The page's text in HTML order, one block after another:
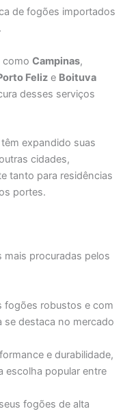
de fogões importados
comoCampinas,
Feliz e Boituva
desses serviços
expandido suas
cidades,
tanto para residências
portes.
procuradas pelos
fogões robustos e com
se destaca no mercado
e durabilidade,
escolha popular entre
fogões de alta